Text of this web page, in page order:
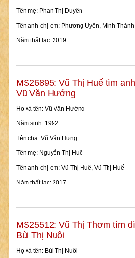
Tên mẹ: Phan Thị Duyên
Tên anh-chị-em: Phương Uyên, Minh Thành
Năm thất lạc: 2019
MS26895: Vũ Thị Huế tìm anh
Vũ Văn Hướng
Họ và tên: Vũ Văn Hướng
Năm sinh: 1992
Tên cha: Vũ Văn Hưng
Tên mẹ: Nguyễn Thị Huệ
Tên anh-chị-em: Vũ Thị Huê, Vũ Thị Huế
Năm thất lạc: 2017
MS25512: Vũ Thị Thơm tìm dì
Bùi Thị Nuôi
Họ và tên: Bùi Thị Nuôi